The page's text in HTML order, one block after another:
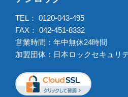
TEL： 0120-043-495
FAX： 042-451-8332
営業時間：年中無休24時間
加盟団体：日本ロックセキュリ